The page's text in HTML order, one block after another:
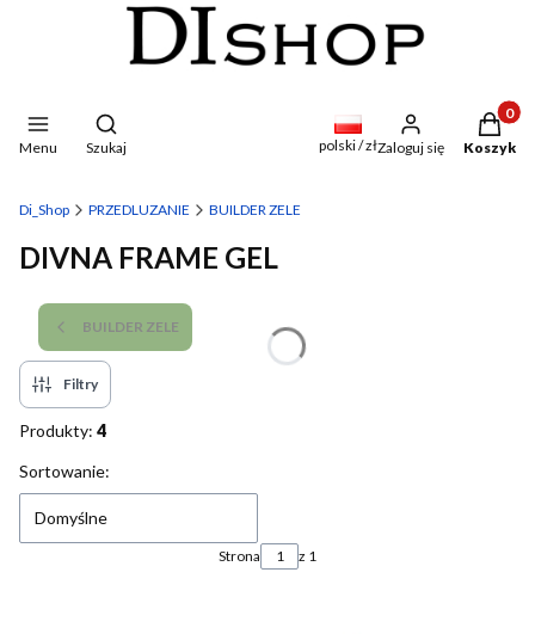
Menu
Otwórz wyszukiwarkę
Szukaj polski / złZaloguj się Koszyk
Di_Shop PRZEDLUZANIE BUILDER ZELE
DIVNA FRAME GEL
BUILDER ZELE
Filtry
Produkty: 4
Lista produktów
Sortowanie:
Domyślne
Strona z 1